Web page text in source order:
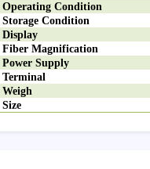
Operating Condition
Storage Condition
Display
Fiber Magnification
Power Supply
Terminal
Weigh
Size